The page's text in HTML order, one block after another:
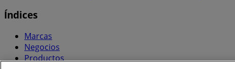
Índices
Marcas
Negocios
Productos